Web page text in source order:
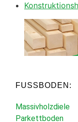
FUSSBODEN:
Massivholzdiele
Parkettboden